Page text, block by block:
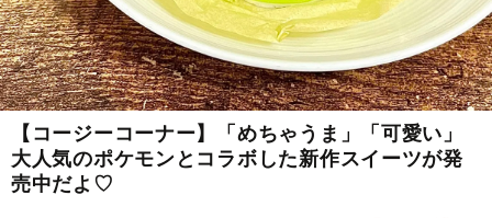
【コージーコーナー】「めちゃうま」「可愛い」
大人気のポケモンとコラボした新作スイーツが発
売中だよ♡